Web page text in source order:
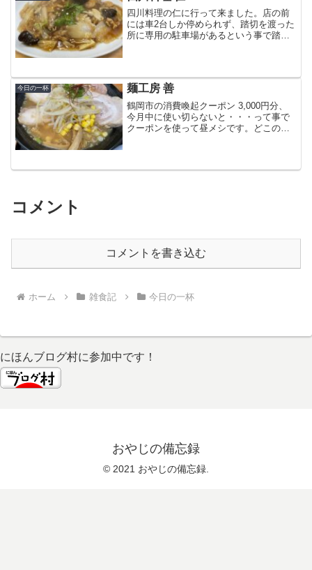
四川料理の仁に行って来ました。店の前
には車2台しか停められず、踏切を渡った
所に専用の駐車場があるという事で踏切
歩いて行く途中...
今日の一杯 麺工房 善
鶴岡市の消費喚起クーポン 3,000円分、
今月中に使い切らないと・・・って事で
クーポンを使って昼メシです。どこの店
ポンが使えない...
コメント
コメントを書き込む
ホーム 雑食記 今日の一杯
にほんブログ村に参加中です！
おやじの備忘録
© 2021 おやじの備忘録.